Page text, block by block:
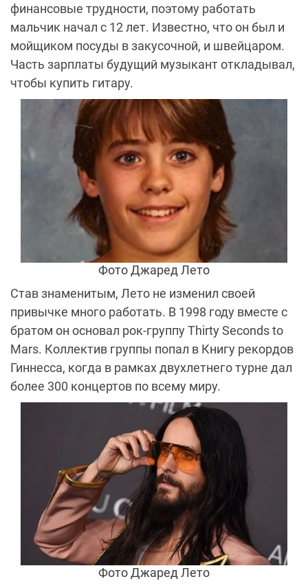
финансовые трудности, поэтому работать
мальчик начал с 12 лет. Известно, что он был и
мойщиком посуды в закусочной, и швейцаром.
Часть зарплаты будущий музыкант откладывал,
чтобы купить гитару.
Фото Джаред Лето
Став знаменитым, Лето не изменил своей
привычке много работать. В 1998 году вместе с
братом он основал рок-группу Thirty Seconds to
Mars. Коллектив группы попал в Книгу рекордов
Гиннесса, когда в рамках двухлетнего турне дал
более 300 концертов по всему миру.
Фото Джаред Лето